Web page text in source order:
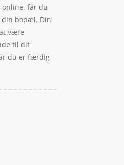
online, får du
din bopæl. Din
være
til dit
du er færdig